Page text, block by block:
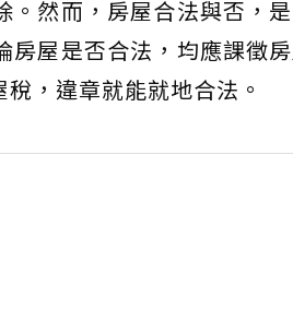
然而，房屋合法與否，
屋是否合法，均應課徵
，違章就能就地合法。